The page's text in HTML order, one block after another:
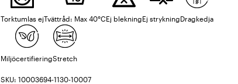
Torktumlas ejTvättråd: Max 40°CEj blekningEj strykningDragkedja
MiljöcertifieringStretch
SKU: 10003694-1130-10007